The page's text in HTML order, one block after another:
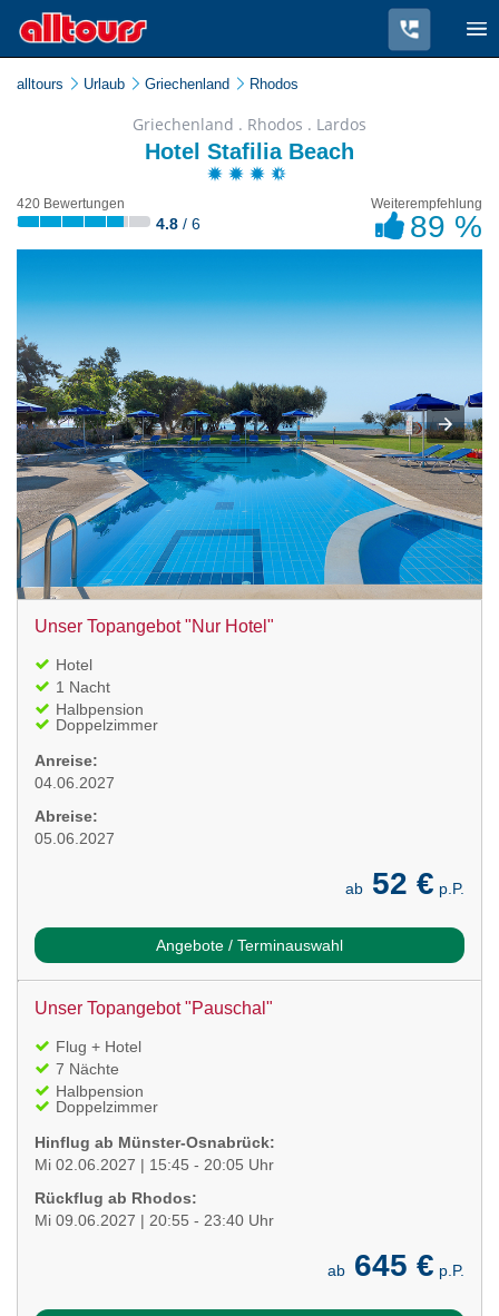
alltours Urlaub Griechenland Rhodos
Griechenland . Rhodos . Lardos
Hotel Stafilia Beach
420 Bewertungen
4.8 / 6
Weiterempfehlung
89 %
Unser Topangebot "Nur Hotel"
Hotel
1 Nacht
Halbpension
Doppelzimmer
Anreise:
04.06.2027
Abreise:
05.06.2027
ab 52 € p.P.
Angebote / Terminauswahl
Unser Topangebot "Pauschal"
Flug + Hotel
7 Nächte
Halbpension
Doppelzimmer
Hinflug ab Münster-Osnabrück:
Mi 02.06.2027 | 15:45 - 20:05 Uhr
Rückflug ab Rhodos:
Mi 09.06.2027 | 20:55 - 23:40 Uhr
ab 645 € p.P.